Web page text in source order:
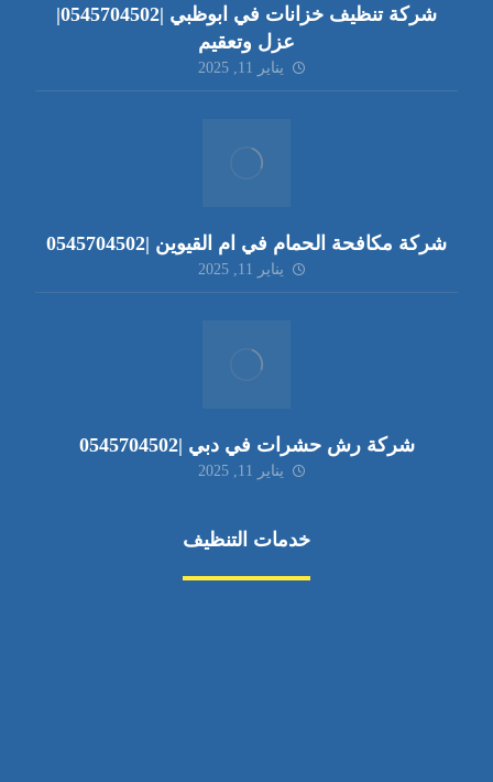
شركة تنظيف خزانات في ابوظبي |0545704502|
عزل وتعقيم
يناير 11, 2025
شركة مكافحة الحمام في ام القيوين |0545704502
يناير 11, 2025
شركة رش حشرات في دبي |0545704502
يناير 11, 2025
خدمات التنظيف